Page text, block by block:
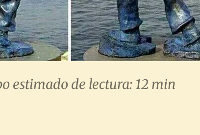
estimado de lectura: 12 min